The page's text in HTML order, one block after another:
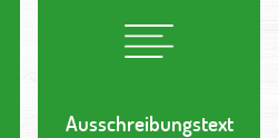
Ausschreibungstext